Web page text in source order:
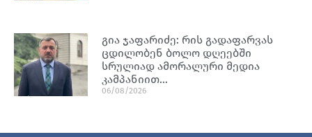
გია ჯაფარიძე: რის გადაფარვას
ცდილობენ ბოლო დღეებში
სრულიად ამორალური მედია
კამპანიით…
06/08/2026